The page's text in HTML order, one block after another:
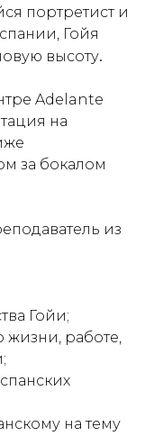
портретист и
Гойя
высоту.
Adelante
на
за бокалом
из
Гойи;
жизни, работе,
на тему